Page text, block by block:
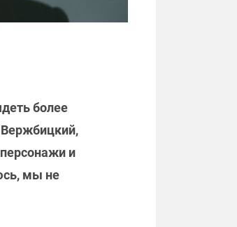
более
и
мы не